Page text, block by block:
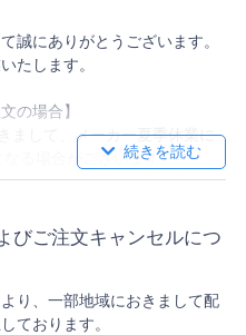
誠にありがとうございます。
たします。
の場合】
まして、メーカー夏季休業に
なる場合がございます。
雑により、配送遅延が発生す
の上、余裕を持ってご注文く
ましては、お盆期間中も休ま
びご注文キャンセルにつ
り、一部地域におきまして配
ております。